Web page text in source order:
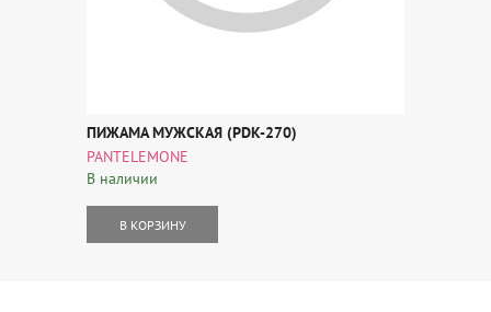
ПИЖАМА МУЖСКАЯ (PDK-270)
PANTELEMONE
В наличии
В КОРЗИНУ